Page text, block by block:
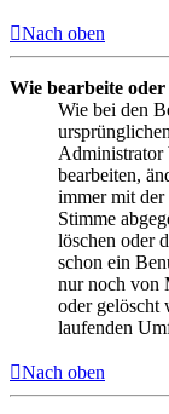
Nach oben
Wie bearbeite
Wie bei den
Administrator
bearbeiten,
immer mit
Stimme
löschen oder
schon ein
nur noch von
oder gelöscht
laufenden
Nach oben